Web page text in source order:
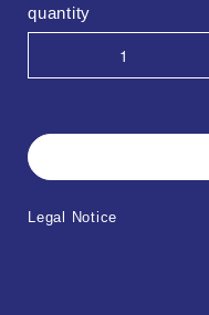
quantity
Legal Notice